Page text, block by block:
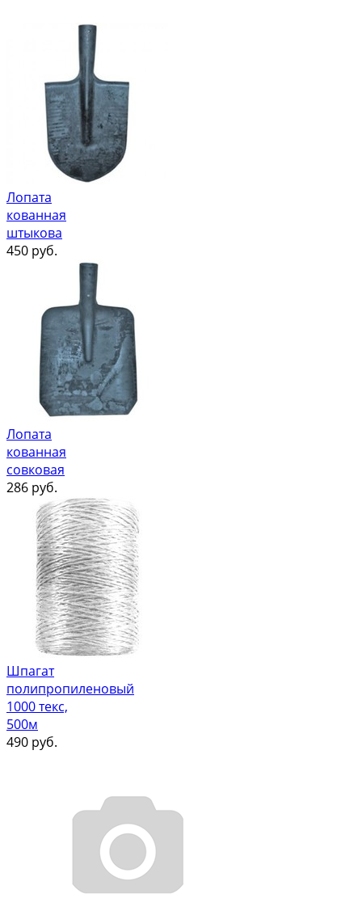
Лопата
кованная
штыкова
450 руб.
Лопата
кованная
совковая
286 руб.
Шпагат
полипропиленовый
1000 текс,
500м
490 руб.